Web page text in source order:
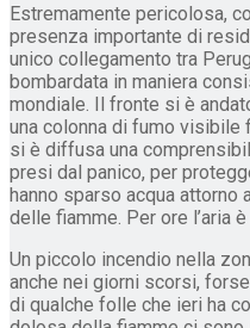
Estremamente pericolosa,
presenza importante di
unico collegamento tra
bombardata in maniera
mondiale. Il fronte si è
una colonna di fumo visibile
si è diffusa una
presi dal panico, per
hanno sparso acqua attorno
delle fiamme. Per ore l’aria
Un piccolo incendio nella
anche nei giorni scorsi,
di qualche folle che ieri ha